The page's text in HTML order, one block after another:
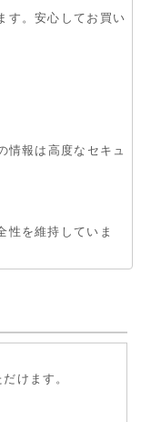
す。安心してお買い
情報は高度なセキュ
性を維持していま
けます。